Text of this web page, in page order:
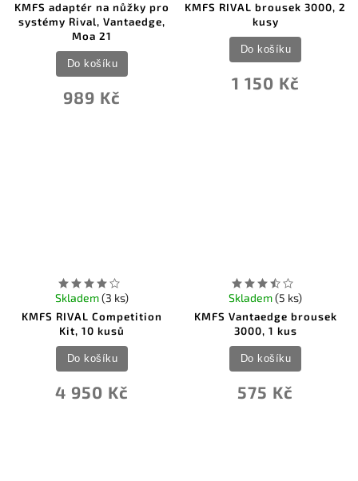
KMFS adaptér na nůžky pro
systémy Rival, Vantaedge,
Moa 21
989 Kč
Do košíku
KMFS RIVAL brousek 3000, 2
kusy
1 150 Kč
Do košíku
KMFS RIVAL Competition
Kit, 10 kusů
Skladem(3 ks)
4 950 Kč
Do košíku
KMFS Vantaedge brousek
3000, 1 kus
Skladem(5 ks)
575 Kč
Do košíku